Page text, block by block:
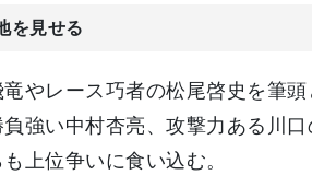
を見せる
やレース巧者の松尾啓史を筆
強い中村杏亮、攻撃力ある川
上位争いに食い込む。